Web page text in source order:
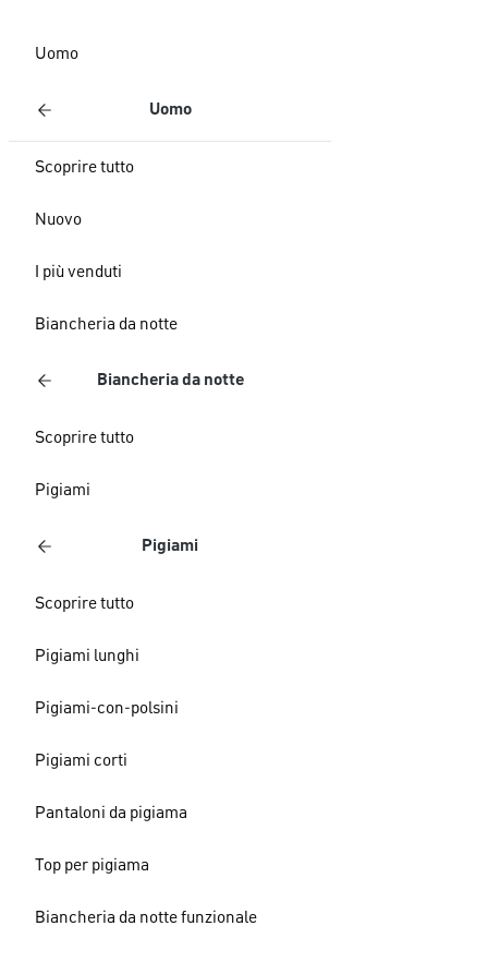
Uomo
Uomo
Scoprire tutto
Nuovo
I più venduti
Biancheria da notte
Biancheria da notte
Scoprire tutto
Pigiami
Pigiami
Scoprire tutto
Pigiami lunghi
Pigiami-con-polsini
Pigiami corti
Pantaloni da pigiama
Top per pigiama
Biancheria da notte funzionale